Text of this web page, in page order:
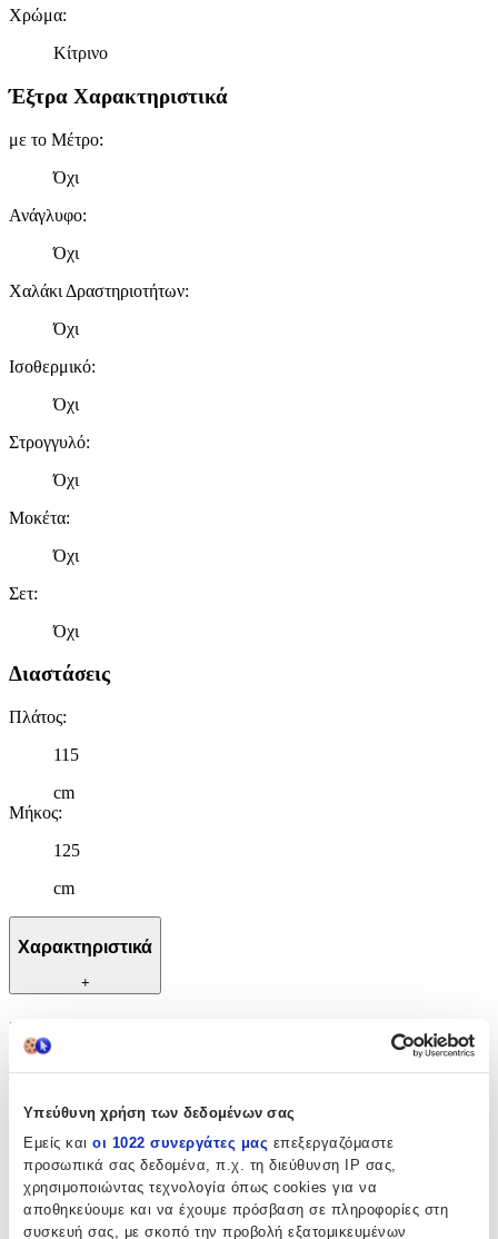
Υπεύθυνη χρήση των δεδομένων σας
Εμείς και οι 1022 συνεργάτες μας επεξεργαζόμαστε
προσωπικά σας δεδομένα, π.χ. τη διεύθυνση IP σας,
χρησιμοποιώντας τεχνολογία όπως cookies για να
αποθηκεύουμε και να έχουμε πρόσβαση σε πληροφορίες στη
συσκευή σας, με σκοπό την προβολή εξατομικευμένων
Χρώμα:
Κίτρινο
Έξτρα Χαρακτηριστικά
με το Μέτρο:
Όχι
Ανάγλυφο:
Όχι
Χαλάκι Δραστηριοτήτων:
Όχι
Ισοθερμικό:
Όχι
Στρογγυλό:
Όχι
Μοκέτα:
Όχι
Σετ:
Όχι
Διαστάσεις
Πλάτος:
115
cm
Μήκος:
125
cm
Χαρακτηριστικά
+
Χαρακτηριστικά
Κατασκευαστής:
Nef-Nef
Βασικά Χαρακτηριστικά
Ποιότητα: